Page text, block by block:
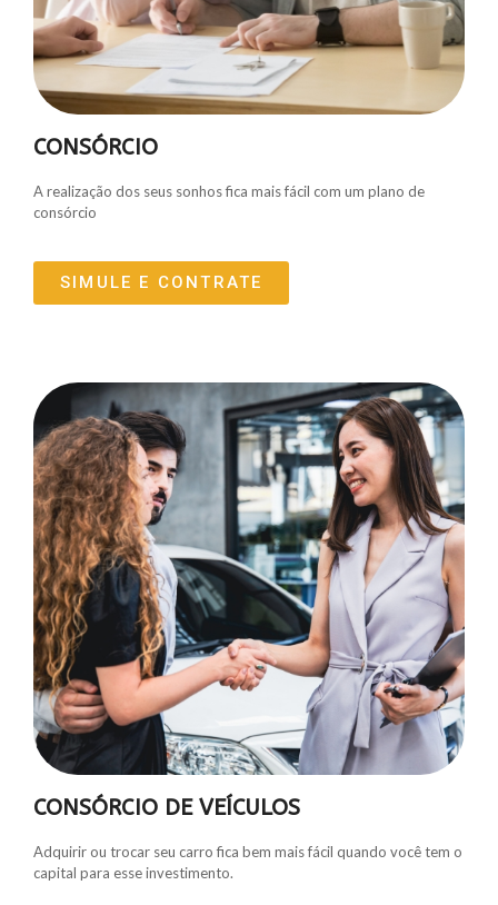
CONSÓRCIO
A realização dos seus sonhos fica mais fácil com um plano de
consórcio
SIMULE E CONTRATE
CONSÓRCIO DE VEÍCULOS
Adquirir ou trocar seu carro fica bem mais fácil quando você tem o
capital para esse investimento.